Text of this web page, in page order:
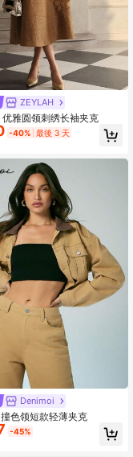
ZEYLAH
雅圆领刺绣长袖夹克
-40% 最後 3 天
Denimoi
色领短款轻薄夹克
-45%